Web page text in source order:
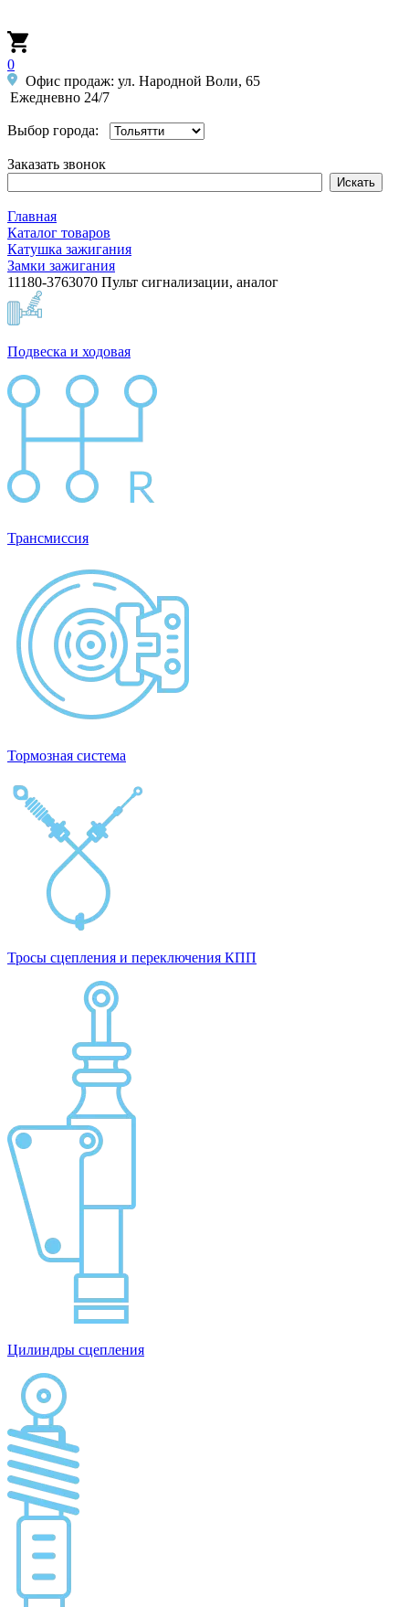
0
Офис продаж: ул. Народной Воли, 65
Ежедневно 24/7
Выбор города:
Заказать звонок
Главная
Каталог товаров
Катушка зажигания
Замки зажигания
11180-3763070 Пульт сигнализации, аналог
Подвеска и ходовая
Трансмиссия
Тормозная система
Тросы сцепления и переключения КПП
Цилиндры сцепления